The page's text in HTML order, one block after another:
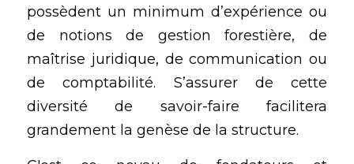
possèdent un minimum d’expérience ou
de notions de gestion forestière, de
maîtrise juridique, de communication ou
de comptabilité. S’assurer de cette
diversité de savoir-faire facilitera
grandement la genèse de la structure.